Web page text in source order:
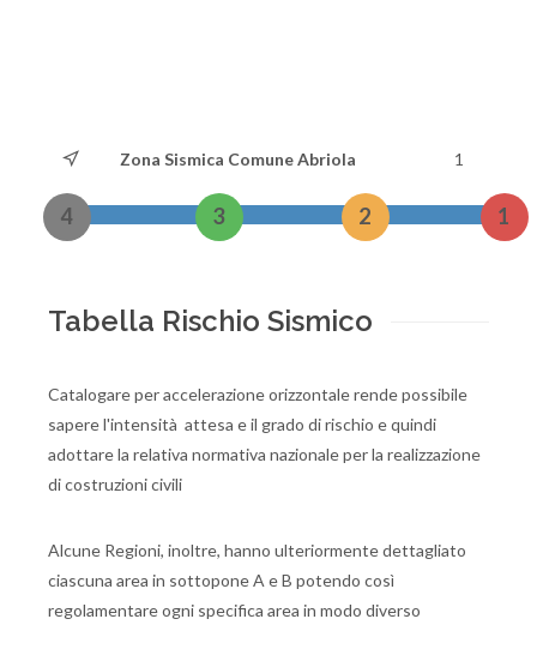
Zona Sismica Comune Abriola 1
4 3 2 1
Tabella Rischio Sismico
Catalogare per accelerazione orizzontale rende possibile
sapere l'intensità attesa e il grado di rischio e quindi
adottare la relativa normativa nazionale per la realizzazione
di costruzioni civili
Alcune Regioni, inoltre, hanno ulteriormente dettagliato
ciascuna area in sottopone A e B potendo così
regolamentare ogni specifica area in modo diverso